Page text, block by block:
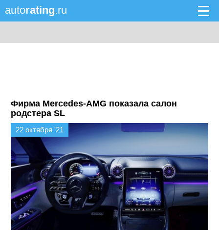
autorating.ru
Фирма Mercedes-AMG показала салон
родстера SL
22 октября '21